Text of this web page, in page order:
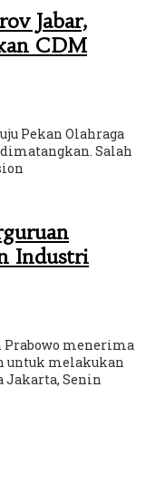
Jabar,
CDM
Pekan Olahraga
Salah
Industri
Prabowo menerima
untuk melakukan
Jakarta, Senin